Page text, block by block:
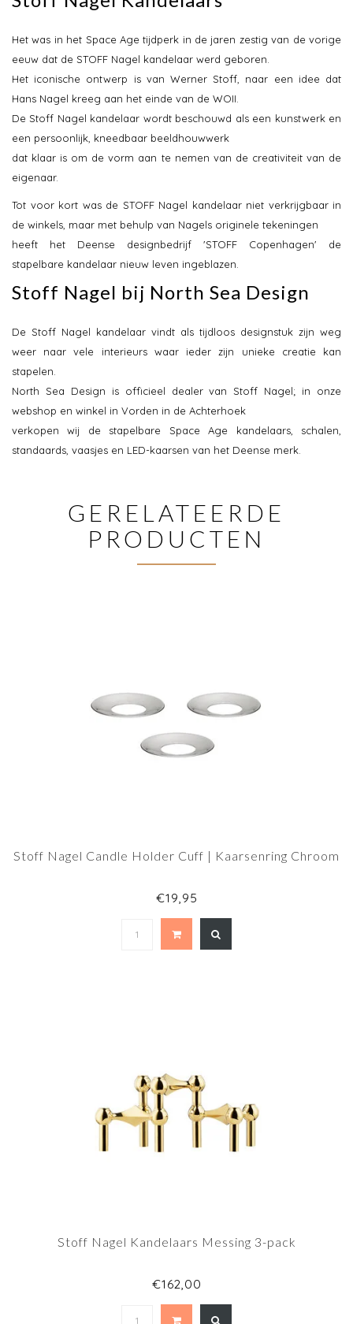
Het was in het Space Age tijdperk in de jaren zestig van de vorige
eeuw dat de STOFF Nagel kandelaar werd geboren.
Het iconische ontwerp is van Werner Stoff, naar een idee dat
Hans Nagel kreeg aan het einde van de WOII.
De Stoff Nagel kandelaar wordt beschouwd als een kunstwerk en
een persoonlijk, kneedbaar beeldhouwwerk
dat klaar is om de vorm aan te nemen van de creativiteit van de
eigenaar.
Tot voor kort was de STOFF Nagel kandelaar niet verkrijgbaar in
de winkels, maar met behulp van Nagels originele tekeningen
heeft het Deense designbedrijf 'STOFF Copenhagen' de
stapelbare kandelaar nieuw leven ingeblazen.
Stoff Nagel bij North Sea Design
De Stoff Nagel kandelaar vindt als tijdloos designstuk zijn weg
weer naar vele interieurs waar ieder zijn unieke creatie kan
stapelen.
North Sea Design is officieel dealer van Stoff Nagel; in onze
webshop en winkel in Vorden in de Achterhoek
verkopen wij de stapelbare Space Age kandelaars, schalen,
standaards, vaasjes en LED-kaarsen van het Deense merk.
GERELATEERDE
PRODUCTEN
Stoff Nagel Candle Holder Cuff | Kaarsenring Chroom
€19,95
Stoff Nagel Kandelaars Messing 3-pack
€162,00